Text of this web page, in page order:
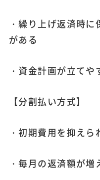
・繰り上げ返済時
がある
・資金計画が立てや
【分割払い方式】
・初期費用を抑えら
・毎月の返済額が増